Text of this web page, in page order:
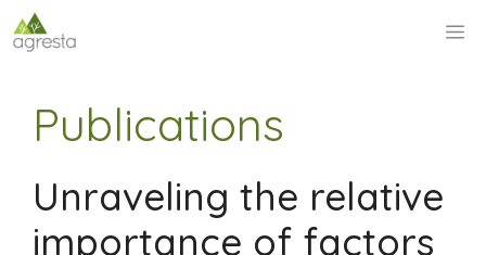
Saltar
al
Publications
Unraveling the relative
importance of factors